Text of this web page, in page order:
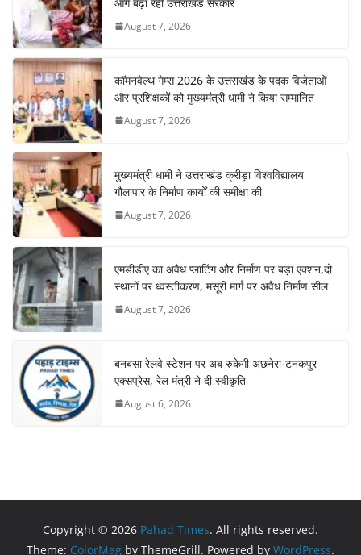
August 7, 2026
कॉमनवेल्थ गेम्स 2026 के उत्तराखंड के पदक विजेताओं
और प्रशिक्षकों को मुख्यमंत्री धामी ने किया सम्मानित
August 7, 2026
मुख्यमंत्री धामी ने उत्तराखंड क्रीड़ा विश्वविद्यालय
गौलापार के निर्माण कार्यों की समीक्षा की
August 7, 2026
एमडीडीए का अवैध प्लाटिंग और निर्माण पर बड़ा एक्शन,दो
स्थानों पर ध्वस्तीकरण, मसूरी मार्ग पर अवैध निर्माण सील
August 7, 2026
बनबसा रेलवे स्टेशन पर अब रुकेगी अछनेरा-टनकपुर
एक्सप्रेस, रेल मंत्री ने दी स्वीकृति
August 6, 2026
Copyright © 2026 Pahad Times. All rights reserved.
Theme: ColorMag by ThemeGrill. Powered by WordPress.